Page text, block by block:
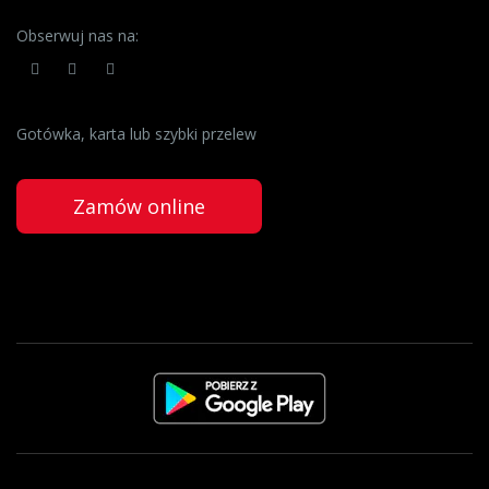
Obserwuj nas na:
Gotówka, karta lub szybki przelew
Zamów online